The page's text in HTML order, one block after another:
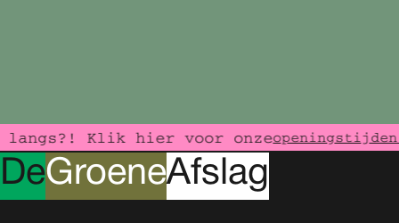
Klik hier voor onzeopeningstijden
DeGroeneAfslag